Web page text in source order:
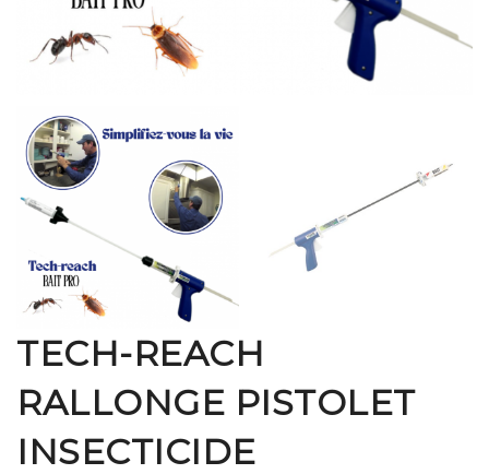
TECH-REACH
RALLONGE PISTOLET
INSECTICIDE